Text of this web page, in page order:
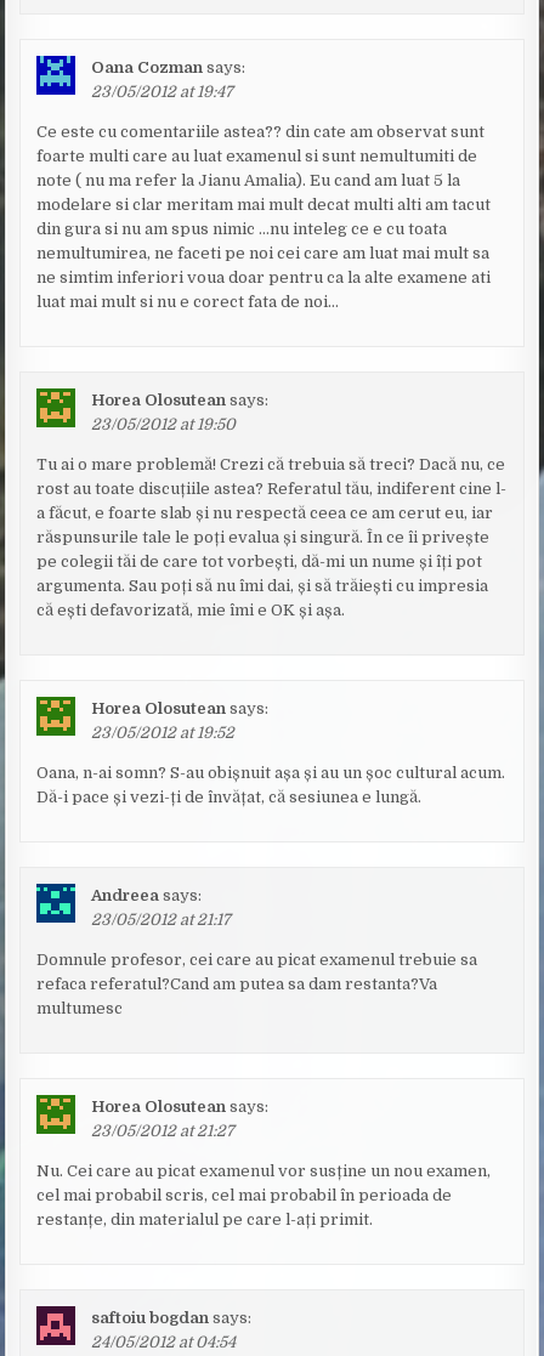
Oana Cozman says:
23/05/2012 at 19:47
Ce este cu comentariile astea?? din cate am observat sunt
foarte multi care au luat examenul si sunt nemultumiti de
note ( nu ma refer la Jianu Amalia). Eu cand am luat 5 la
modelare si clar meritam mai mult decat multi alti am tacut
din gura si nu am spus nimic …nu inteleg ce e cu toata
nemultumirea, ne faceti pe noi cei care am luat mai mult sa
ne simtim inferiori voua doar pentru ca la alte examene ati
luat mai mult si nu e corect fata de noi…
Horea Olosutean says:
23/05/2012 at 19:50
Tu ai o mare problemă! Crezi că trebuia să treci? Dacă nu, ce
rost au toate discuțiile astea? Referatul tău, indiferent cine l-
a făcut, e foarte slab și nu respectă ceea ce am cerut eu, iar
răspunsurile tale le poți evalua și singură. În ce îi privește
pe colegii tăi de care tot vorbești, dă-mi un nume și îți pot
argumenta. Sau poți să nu îmi dai, și să trăiești cu impresia
că ești defavorizată, mie îmi e OK și așa.
Horea Olosutean says:
23/05/2012 at 19:52
Oana, n-ai somn? S-au obișnuit așa și au un șoc cultural acum.
Dă-i pace și vezi-ți de învățat, că sesiunea e lungă.
Andreea says:
23/05/2012 at 21:17
Domnule profesor, cei care au picat examenul trebuie sa
refaca referatul?Cand am putea sa dam restanta?Va
multumesc
Horea Olosutean says:
23/05/2012 at 21:27
Nu. Cei care au picat examenul vor susține un nou examen,
cel mai probabil scris, cel mai probabil în perioada de
restanțe, din materialul pe care l-ați primit.
saftoiu bogdan says:
24/05/2012 at 04:54